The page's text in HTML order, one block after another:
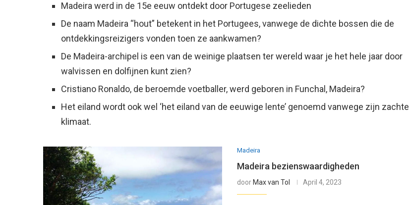
Madeira werd in de 15e eeuw ontdekt door Portugese zeelieden
De naam Madeira “hout” betekent in het Portugees, vanwege de dichte bossen die de
ontdekkingsreizigers vonden toen ze aankwamen?
De Madeira-archipel is een van de weinige plaatsen ter wereld waar je het hele jaar door
walvissen en dolfijnen kunt zien?
Cristiano Ronaldo, de beroemde voetballer, werd geboren in Funchal, Madeira?
Het eiland wordt ook wel ‘het eiland van de eeuwige lente’ genoemd vanwege zijn zachte
klimaat.
Madeira
Madeira bezienswaardigheden
door Max van Tol April 4, 2023